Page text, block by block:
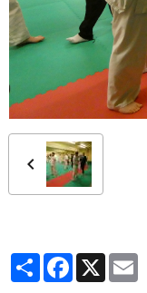
PartagerFacebook
X